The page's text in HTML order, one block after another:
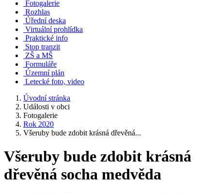
Fotogalerie
Rozhlas
Úřední deska
Virtuální prohlídka
Praktické info
Stop tranzit
ZŠ a MŠ
Formuláře
Územní plán
Letecké foto, video
Úvodní stránka
Události v obci
Fotogalerie
Rok 2020
Všeruby bude zdobit krásná dřevěná...
Všeruby bude zdobit krásná
dřevěná socha medvěda